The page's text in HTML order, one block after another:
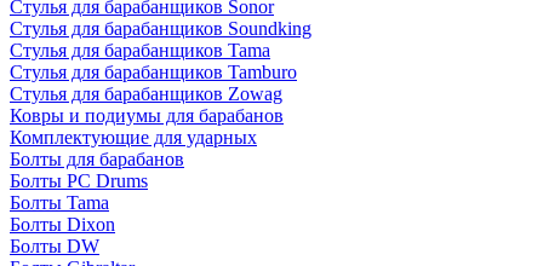
Стулья для барабанщиков Sonor
Стулья для барабанщиков Soundking
Стулья для барабанщиков Tama
Стулья для барабанщиков Tamburo
Стулья для барабанщиков Zowag
Ковры и подиумы для барабанов
Комплектующие для ударных
Болты для барабанов
Болты PC Drums
Болты Tama
Болты Dixon
Болты DW